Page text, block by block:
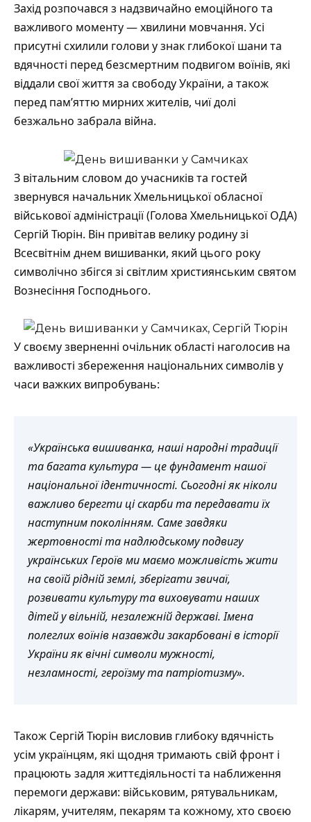
Захід розпочався з надзвичайно емоційного та
важливого моменту — хвилини мовчання. Усі
присутні схилили голови у знак глибокої шани та
вдячності перед безсмертним подвигом воїнів, які
віддали свої життя за свободу України, а також
перед пам’яттю мирних жителів, чиї долі
безжально забрала війна.
З вітальним словом до учасників та гостей
звернувся начальник Хмельницької обласної
військової адміністрації (Голова Хмельницької ОДА)
Сергій Тюрін. Він привітав велику родину зі
Всесвітнім днем вишиванки, який цього року
символічно збігся зі світлим християнським святом
Вознесіння Господнього.
У своєму зверненні очільник області наголосив на
важливості збереження національних символів у
часи важких випробувань:
«Українська вишиванка, наші народні традиції
та багата культура — це фундамент нашої
національної ідентичності. Сьогодні як ніколи
важливо берегти ці скарби та передавати їх
наступним поколінням. Саме завдяки
жертовності та надлюдському подвигу
українських Героїв ми маємо можливість жити
на своїй рідній землі, зберігати звичаї,
розвивати культуру та виховувати наших
дітей у вільній, незалежній державі. Імена
полеглих воїнів назавжди закарбовані в історії
України як вічні символи мужності,
незламності, героїзму та патріотизму».
Також Сергій Тюрін висловив глибоку вдячність
усім українцям, які щодня тримають свій фронт і
працюють задля життєдіяльності та наближення
перемоги держави: військовим, рятувальникам,
лікарям, учителям, пекарям та кожному, хто своєю